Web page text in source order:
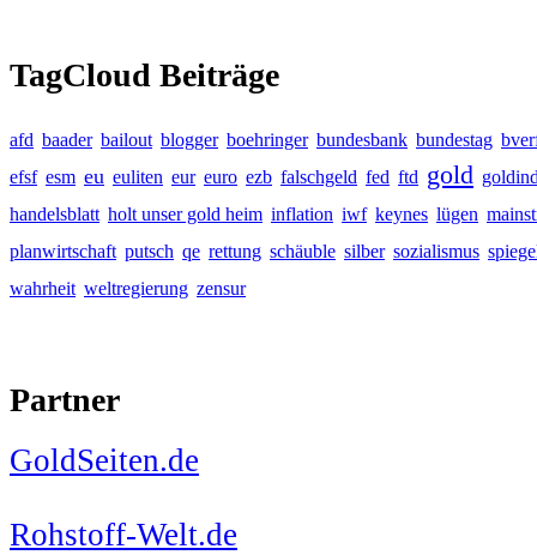
TagCloud Beiträge
afd baader bailout blogger boehringer bundesbank bundestag
efsf esm eu euliten eur euro ezb falschgeld fed ftd gold
handelsblatt holt unser gold heim inflation iwf keynes lügen
planwirtschaft putsch qe rettung schäuble silber sozialismus
wahrheit weltregierung zensur
Partner
GoldSeiten.de
Rohstoff-Welt.de